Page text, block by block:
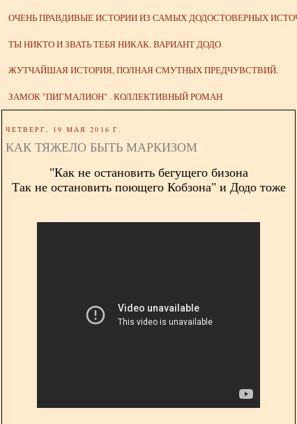
ОЧЕНЬ ПРАВДИВЫЕ ИСТОРИИ ИЗ САМЫХ ДОДОСТОВЕРНЫХ
ТЫ НИКТО И ЗВАТЬ ТЕБЯ НИКАК. ВАРИАНТ ДОДО
ЖУТЧАЙШАЯ ИСТОРИЯ, ПОЛНАЯ СМУТНЫХ ПРЕДЧУВСТВИЙ.
ЗАМОК "ПИГМАЛИОН" . КОЛЛЕКТИВНЫЙ РОМАН
ЧЕТВЕРГ, 19 МАЯ 2016 Г.
КАК ТЯЖЕЛО БЫТЬ МАРКИЗОМ
"Как не остановить бегущего бизона
Так не остановить поющего Кобзона" и Додо тоже